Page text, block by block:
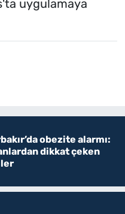
uygulamaya
obezite alarmı:
dikkat çeken